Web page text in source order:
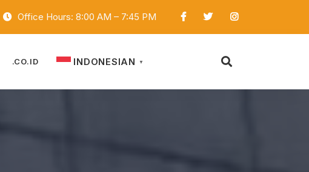
Office Hours: 8:00 AM – 7:45 PM
.CO.ID INDONESIAN ▼